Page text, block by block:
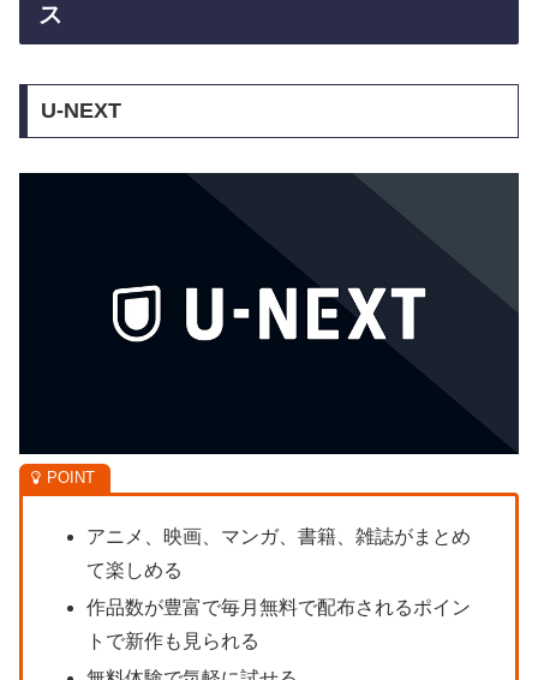
ス
U-NEXT
アニメ、映画、マンガ、書籍、雑誌がまとめ
て楽しめる
作品数が豊富で毎月無料で配布されるポイン
トで新作も見られる